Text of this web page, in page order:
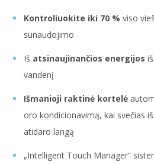
Kontroliuokite iki 70 % viso
sunaudojimo
Iš atsinaujinančios energijos
vandenį
Išmanioji raktinė kortelė
oro kondicionavimą, kai svečias
atidaro langą
„Intelligent Touch Manager“